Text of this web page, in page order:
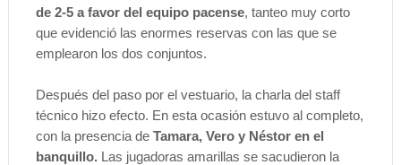
de 2-5 a favor del equipo pacense, tanteo muy corto
que evidenció las enormes reservas con las que se
emplearon los dos conjuntos.
Después del paso por el vestuario, la charla del staff
técnico hizo efecto. En esta ocasión estuvo al completo,
con la presencia de Tamara, Vero y Néstor en el
banquillo. Las jugadoras amarillas se sacudieron la